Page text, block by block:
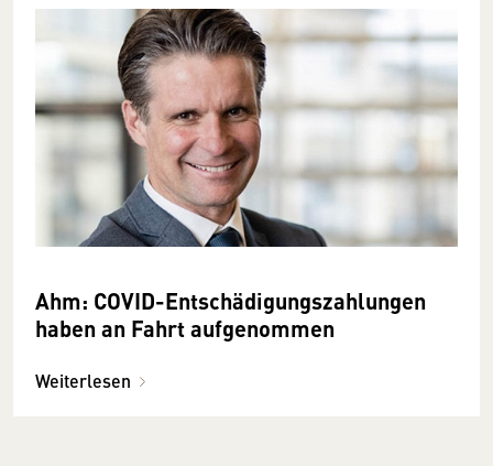
Ahm: COVID-Entschädigungszahlungen
haben an Fahrt aufgenommen
Weiterlesen